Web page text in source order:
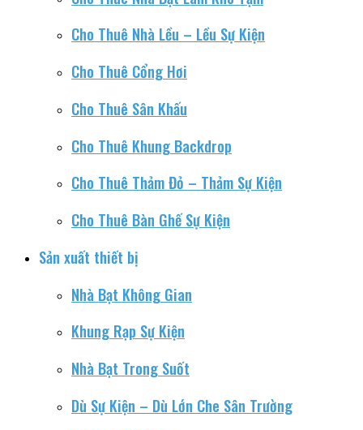
Cho Thuê Nhà Lều – Lều Sự Kiện
Cho Thuê Cổng Hơi
Cho Thuê Sân Khấu
Cho Thuê Khung Backdrop
Cho Thuê Thảm Đỏ – Thảm Sự Kiện
Cho Thuê Bàn Ghế Sự Kiện
Sản xuất thiết bị
Nhà Bạt Không Gian
Khung Rạp Sự Kiện
Nhà Bạt Trong Suốt
Dù Sự Kiện – Dù Lớn Che Sân Trường